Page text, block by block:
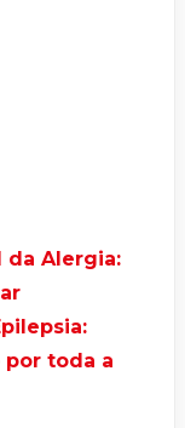
da Alergia:
toda a